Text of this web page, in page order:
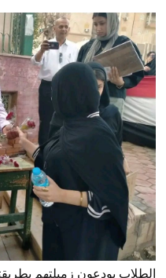
الطلاب يودعون زميلتهم